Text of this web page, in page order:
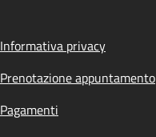
Informativa privacy
Prenotazione appuntamento
Pagamenti